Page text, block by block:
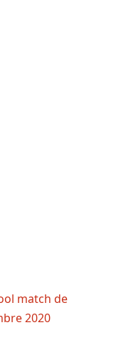
match de
2020